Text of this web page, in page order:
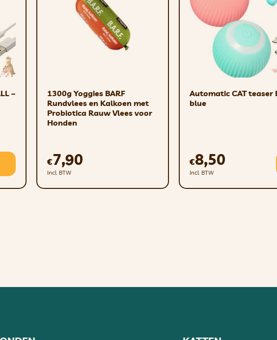
vetgehalte 3%, ruwe as 1,9%, ruwe celstof 1%.
in 1 kg: vitamine D3 160 MJ, vitamine E 100 mg,
(Cu) 1,2 mg, watervrij calciumjodaat (I) 0,2 mg, taurine 520 mg, biotine 100 μg.
2 dagen consumeren. Bewaren: op een droge plaats.
–
1300g Yoggies BARF
Rundvlees en Kalkoen met
Probiotica Rauw Vlees voor
Honden
€7,90
Incl. BTW
Automatic CAT teaser
blue
€8,50
Incl. BTW